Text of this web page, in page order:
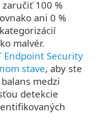
100 %
ani 0 %
malvér.
Endpoint Security
stave, aby ste
medzi
detekcie